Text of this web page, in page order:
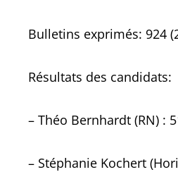
Bulletins exprimés: 924
Résultats des candidats:
– Théo Bernhardt (RN) :
– Stéphanie Kochert